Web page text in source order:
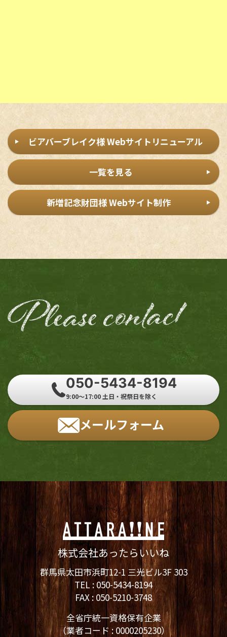
ビアバーブレイク様 Webサイトリニューアル
一覧を見る
新増記念財団様 Webサイト制作
050-5434-8194
9:00～17:00 土日・祝祭日を除く
メールフォーム
株式会社あったらいいね
群馬県太田市浜町12-1 三光ビル3F 303
TEL : 050-5434-8194
FAX : 050-5210-3748
全省庁統一資格保有企業
（業者コード : 0000205230）